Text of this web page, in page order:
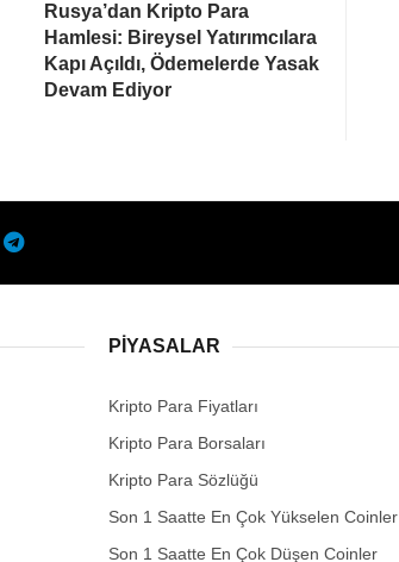
Rusya’dan Kripto Para
Hamlesi: Bireysel Yatırımcılara
Kapı Açıldı, Ödemelerde Yasak
Devam Ediyor
PIYASALAR
Kripto Para Fiyatları
Kripto Para Borsaları
Kripto Para Sözlüğü
Son 1 Saatte En Çok Yükselen Coinler
Son 1 Saatte En Çok Düşen Coinler